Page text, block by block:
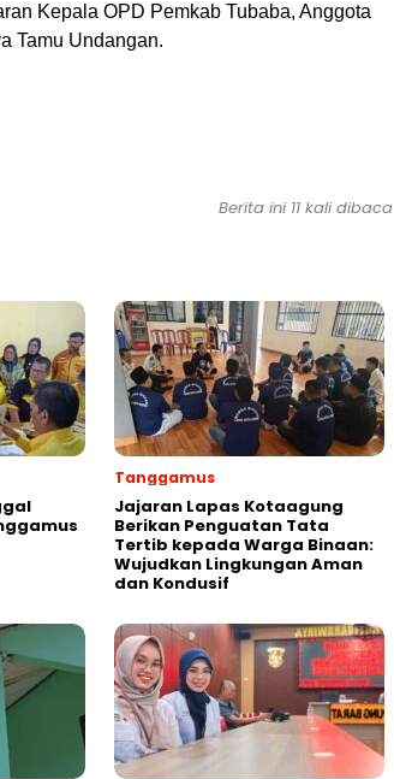
Kepala OPD Pemkab Tubaba, Anggota
Tamu Undangan.
Berita ini 11 kali dibaca
Tanggamus
Jajaran Lapas Kotaagung
Berikan Penguatan Tata
Tertib kepada Warga Binaan:
Wujudkan Lingkungan Aman
dan Kondusif